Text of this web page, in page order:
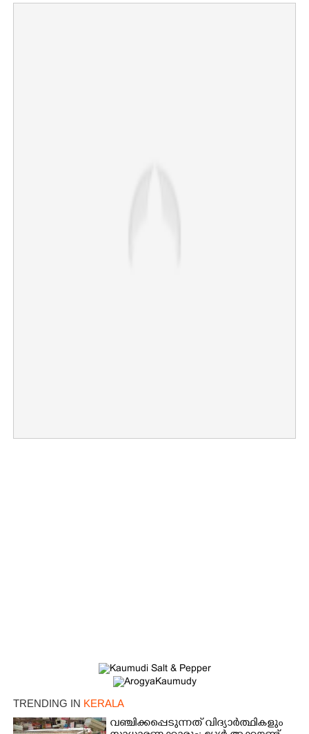
TRENDING IN KERALA
വഞ്ചിക്കപ്പെടുന്നത് വിദ്യാർത്ഥികളും